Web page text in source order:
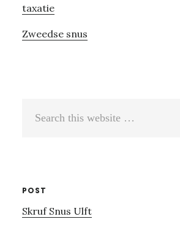
taxatie
Zweedse snus
POST
Skruf Snus Ulft